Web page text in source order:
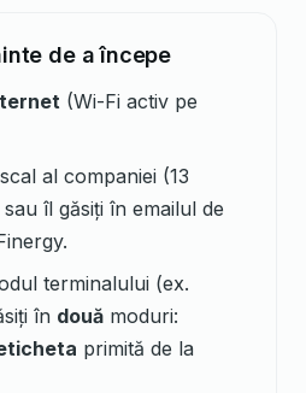
de a începe
(Wi-Fi activ pe
al companiei (13
îl găsiți în emailul de
terminalului (ex.
în două moduri:
primită de la